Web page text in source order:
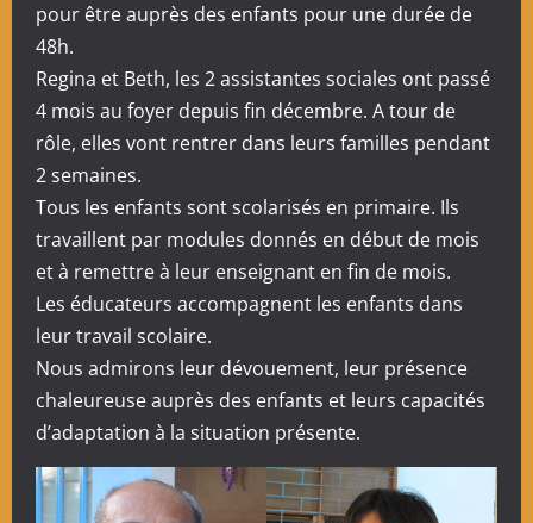
pour être auprès des enfants pour une durée de
48h.
Regina et Beth, les 2 assistantes sociales ont passé
4 mois au foyer depuis fin décembre. A tour de
rôle, elles vont rentrer dans leurs familles pendant
2 semaines.
Tous les enfants sont scolarisés en primaire. Ils
travaillent par modules donnés en début de mois
et à remettre à leur enseignant en fin de mois.
Les éducateurs accompagnent les enfants dans
leur travail scolaire.
Nous admirons leur dévouement, leur présence
chaleureuse auprès des enfants et leurs capacités
d’adaptation à la situation présente.